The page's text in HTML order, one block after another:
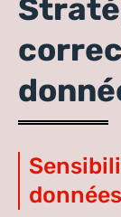
données